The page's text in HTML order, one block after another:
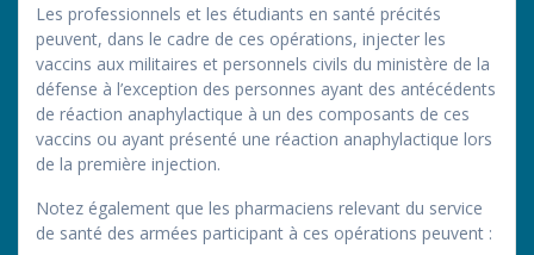
Les professionnels et les étudiants en santé précités
peuvent, dans le cadre de ces opérations, injecter les
vaccins aux militaires et personnels civils du ministère de la
défense à l’exception des personnes ayant des antécédents
de réaction anaphylactique à un des composants de ces
vaccins ou ayant présenté une réaction anaphylactique lors
de la première injection.
Notez également que les pharmaciens relevant du service
de santé des armées participant à ces opérations peuvent :